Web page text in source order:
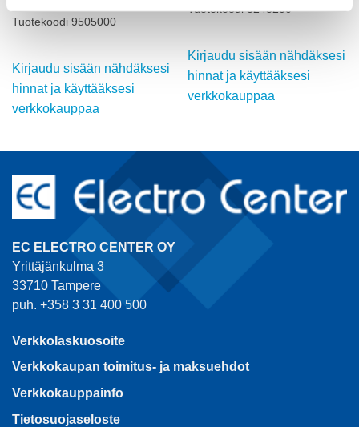
Tuotekoodi 9505000
Kirjaudu sisään nähdäksesi
hinnat ja käyttääksesi
verkkokauppaa
Tuotekoodi 3243200
Kirjaudu sisään nähdäksesi
hinnat ja käyttääksesi
verkkokauppaa
EC ELECTRO CENTER OY
Yrittäjänkulma 3
33710 Tampere
puh. +358 3 31 400 500
Verkkolaskuosoite
Verkkokaupan toimitus- ja maksuehdot
Verkkokauppainfo
Tietosuojaseloste